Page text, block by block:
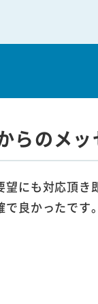
らのメッ
望にも対応頂き
で良かったです